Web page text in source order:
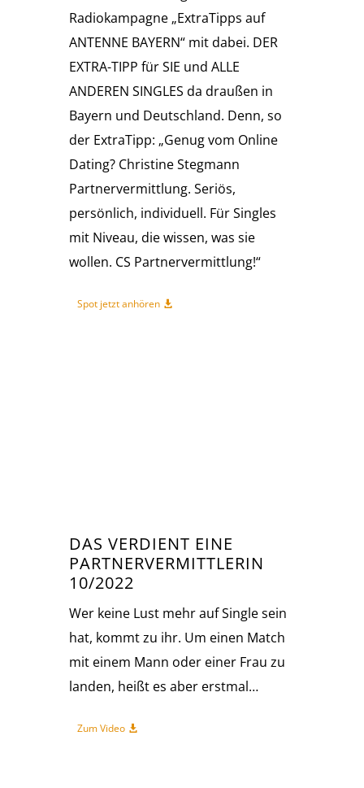
Radiokampagne „ExtraTipps auf
ANTENNE BAYERN“ mit dabei. DER
EXTRA-TIPP für SIE und ALLE
ANDEREN SINGLES da draußen in
Bayern und Deutschland. Denn, so
der ExtraTipp: „Genug vom Online
Dating? Christine Stegmann
Partnervermittlung. Seriös,
persönlich, individuell. Für Singles
mit Niveau, die wissen, was sie
wollen. CS Partnervermittlung!“
Spot jetzt anhören
DAS VERDIENT EINE
PARTNERVERMITTLERIN
10/2022
Wer keine Lust mehr auf Single sein
hat, kommt zu ihr. Um einen Match
mit einem Mann oder einer Frau zu
landen, heißt es aber erstmal…
Zum Video